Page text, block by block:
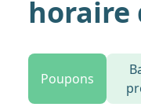
horaire
Poupons